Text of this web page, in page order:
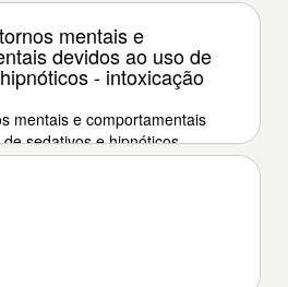
mentais e
devidos ao uso de
- intoxicação
mentais e comportamentais
sedativos e hipnóticos